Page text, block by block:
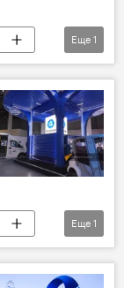
Еще 1
Еще 1